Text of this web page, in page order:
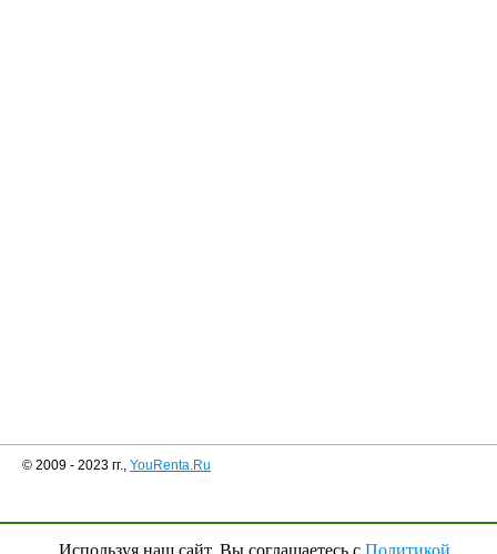
© 2009 - 2023 гг., YouRenta.Ru
Используя наш сайт, Вы соглашаетесь с Политикой